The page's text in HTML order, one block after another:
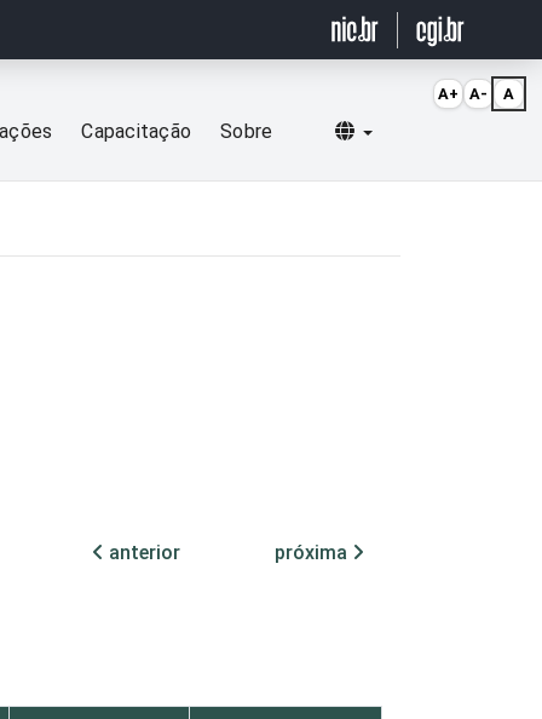
Capacitação Sobre Selecionar idioma
anterior
próxima
A+ A- A